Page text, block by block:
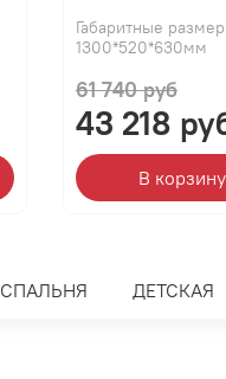
Габаритные
1300*520*630мм
61 740 руб
43 218
В корзину
СПАЛЬНЯ ДЕТСКАЯ